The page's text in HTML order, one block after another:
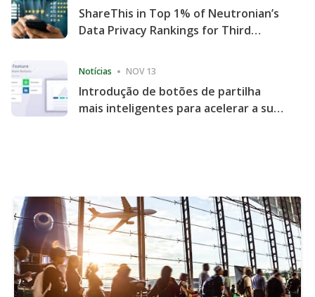
ShareThis in Top 1% of Neutronian’s
Data Privacy Rankings for Third
Notícias NOV 13
Introdução de botões de partilha
mais inteligentes para acelerar a sua